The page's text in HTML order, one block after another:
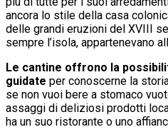
ancora lo stile della casa
delle grandi eruzioni del XVIII
sempre l’isola, appartenevano
Le cantine offrono la
guidate per conoscerne la
se non vuoi bere a stomaco
assaggi di deliziosi prodotti
ha un suo ristorante o uno